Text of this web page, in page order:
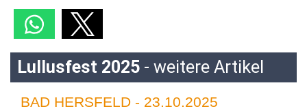
Lullusfest 2025 - weitere Artikel
BAD HERSFELD - 23.10.2025